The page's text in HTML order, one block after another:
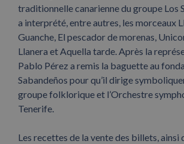
traditionnelle canarienne du groupe Los
a interprété, entre autres, les morceaux
Guanche, El pescador de morenas,
Llanera et Aquella tarde. Après la
Pablo Pérez a remis la baguette au
Sabandeños pour qu’il dirige
groupe folklorique et l’Orchestre
Tenerife.
Les recettes de la vente des billets, ainsi